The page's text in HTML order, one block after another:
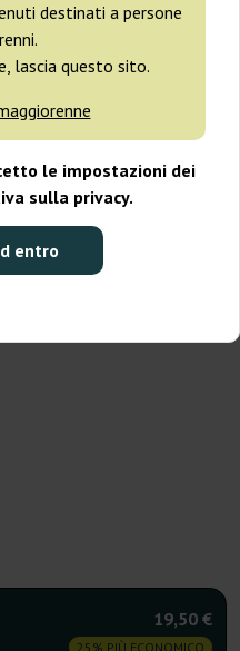
destinati a persone
lascia questo sito.
le impostazioni dei
sulla privacy.
entro
19,50 €
25% PIÙ ECONOMICO